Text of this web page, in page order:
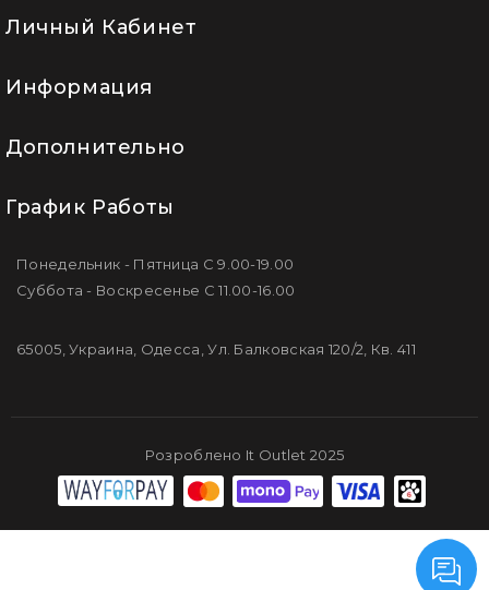
Личный Кабинет
Информация
Дополнительно
График Работы
Понедельник - Пятница С 9.00-19.00
Суббота - Воскресенье С 11.00-16.00
65005, Украина, Одесса, Ул. Балковская 120/2, Кв. 411
Розроблено It Outlet 2025